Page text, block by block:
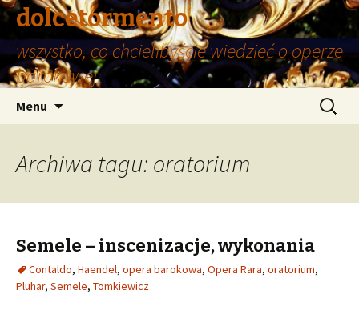
dolcetormento
wszystko, co chcielibyście wiedzieć o operze
barokowej
Menu Szukaj:
Archiwa tagu: oratorium
Semele – inscenizacje, wykonania
Contaldo, Haendel, opera barokowa, Opera Rara, oratorium,
Pluhar, Semele, Tomkiewicz